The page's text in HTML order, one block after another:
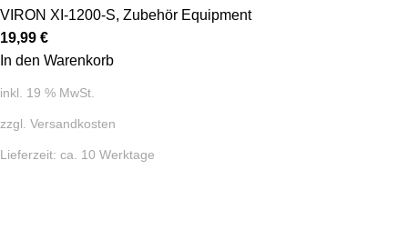
VIRON XI-1200-S, Zubehör Equipment
19,99 €
In den Warenkorb
inkl. 19 % MwSt.
zzgl. Versandkosten
Lieferzeit: ca. 10 Werktage